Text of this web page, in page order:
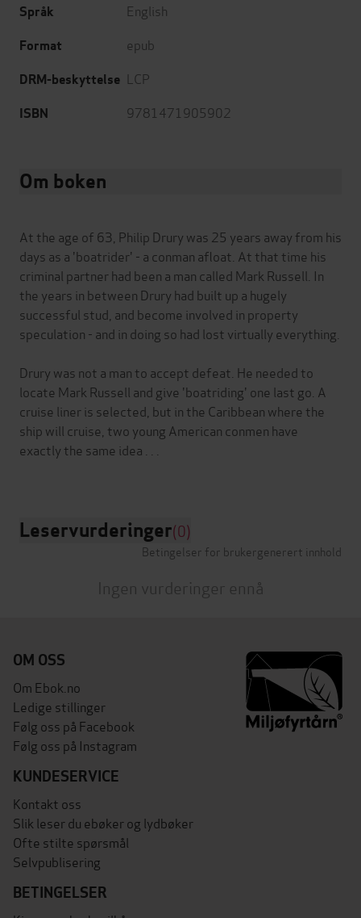
Språk English
Format epub
DRM-beskyttelse LCP
ISBN 9781471905902
Om boken
At the age of 63, Philip Drury was 25 years away from his
days as a 'boatrider' - a conman afloat. At that time his
criminal partner had been a man called Mark Russell. In
the years in between Drury had built up a hugely
successful stud, and become involved in property
speculation - and in doing so had lost virtually everything.
Drury was not a man to accept defeat. He needed to
locate Mark Russell and give 'boatriding' one last go. A
cruise liner is selected, but in the Caribbean where the
ship will cruise, two young American conmen have
exactly the same idea . . .
Leservurderinger(0)
Betingelser for brukergenerert innhold
Ingen vurderinger ennå
OM OSS
Om Ebok.no
Ledige stillinger
Følg oss på Facebook
Følg oss på Instagram
KUNDESERVICE
Kontakt oss
Slik leser du ebøker og lydbøker
Ofte stilte spørsmål
Selvpublisering
BETINGELSER